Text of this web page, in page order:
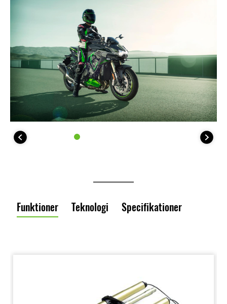
Funktioner Teknologi Specifikationer